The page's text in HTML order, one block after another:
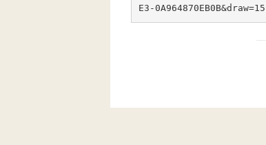
E3-0A964870EB0B&draw=15]